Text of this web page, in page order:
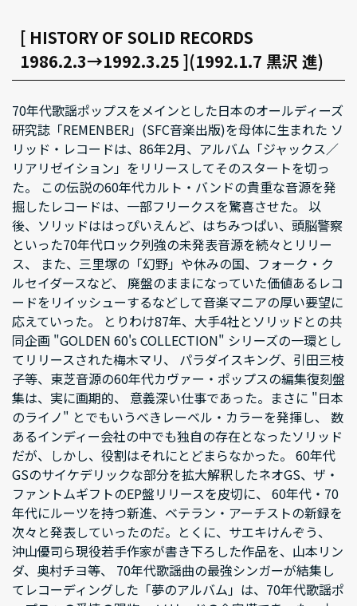
[ HISTORY OF SOLID RECORDS
1986.2.3→1992.3.25 ](1992.1.7 黒沢 進)
70年代歌謡ポップスをメインとした日本のオールディーズ
研究誌「REMENBER」(SFC音楽出版)を母体に生まれた ソ
リッド・レコードは、86年2月、アルバム「ジャックス／
リアリゼイション」をリリースしてそのスタートを切っ
た。 この伝説の60年代カルト・バンドの貴重な音源を発
掘したレコードは、一部フリークスを驚喜させた。 以
後、ソリッドははっぴいえんど、はちみつぱい、頭脳警察
といった70年代ロック列強の未発表音源を続々とリリー
ス、 また、三里塚の「幻野」や休みの国、フォーク・ク
ルセイダースなど、 廃盤のままになっていた価値あるレコ
ードをリイッシューするなどして音楽マニアの厚い要望に
応えていった。 とりわけ87年、大手4社とソリッドとの共
同企画 "GOLDEN 60's COLLECTION" シリーズの一環とし
てリリースされた梅木マリ、 パラダイスキング、引田三枝
子等、東芝音源の60年代カヴァー・ポップスの編集復刻盤
集は、実に画期的、 意義深い仕事であった。まさに "日本
のライノ" とでもいうべきレーベル・カラーを発揮し、 数
あるインディー会社の中でも独自の存在となったソリッド
だが、しかし、役割はそれにとどまらなかった。 60年代
GSのサイケデリックな部分を拡大解釈したネオGS、ザ・
ファントムギフトのEP盤リリースを皮切に、 60年代・70
年代にルーツを持つ新進、ベテラン・アーチストの新録を
次々と発表していったのだ。とくに、サエキけんぞう、
沖山優司ら現役若手作家が書き下ろした作品を、山本リン
ダ、奥村チヨ等、 70年代歌謡曲の最強シンガーが結集し
てレコーディングした「夢のアルバム」は、70年代歌謡ポ